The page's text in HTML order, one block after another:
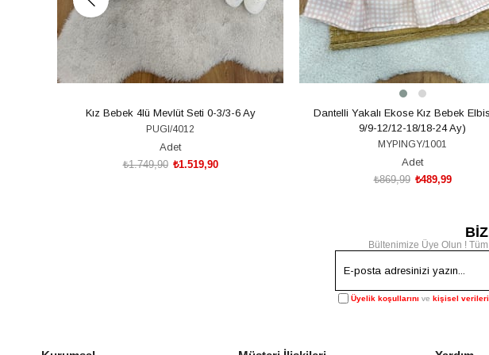
Kız Bebek 4lü Mevlüt Seti 0-3/3-6 Ay
PUGI/4012
Adet
₺1.519,90
₺1.749,90
Dantelli Yakalı Ekose Kız Bebek
9/9-12/12-18/18-24 Ay)
MYPINGY/1001
Adet
₺489,99
₺869,99
Bültenimize Üye Olun !
Üyelik koşullarını ve kişisel